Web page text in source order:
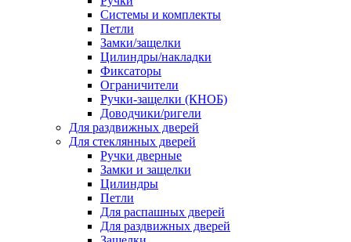
Системы и комплекты
Петли
Замки/защелки
Цилиндры/накладки
Фиксаторы
Ограничители
Ручки-защелки (КНОБ)
Доводчики/ригели
Для раздвижных дверей
Для стеклянных дверей
Ручки дверные
Замки и защелки
Цилиндры
Петли
Для распашных дверей
Для раздвижных дверей